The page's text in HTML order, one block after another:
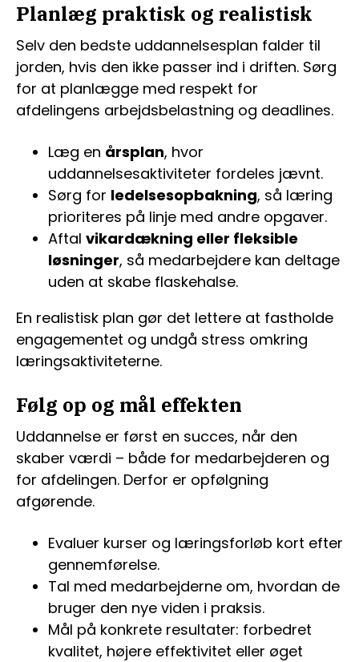
Planlæg praktisk og realistisk
Selv den bedste uddannelsesplan falder til
jorden, hvis den ikke passer ind i driften. Sørg
for at planlægge med respekt for
afdelingens arbejdsbelastning og deadlines.
Læg en årsplan, hvor
uddannelsesaktiviteter fordeles jævnt.
Sørg for ledelsesopbakning, så læring
prioriteres på linje med andre opgaver.
Aftal vikardækning eller fleksible
løsninger, så medarbejdere kan deltage
uden at skabe flaskehalse.
En realistisk plan gør det lettere at fastholde
engagementet og undgå stress omkring
læringsaktiviteterne.
Følg op og mål effekten
Uddannelse er først en succes, når den
skaber værdi – både for medarbejderen og
for afdelingen. Derfor er opfølgning
afgørende.
Evaluer kurser og læringsforløb kort efter
gennemførelse.
Tal med medarbejderne om, hvordan de
bruger den nye viden i praksis.
Mål på konkrete resultater: forbedret
kvalitet, højere effektivitet eller øget